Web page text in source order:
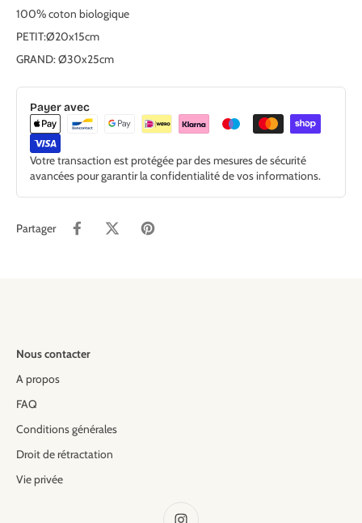
100% coton biologique
PETIT:Ø20x15cm
GRAND: Ø30x25cm
Payer avec
Votre transaction est protégée par des mesures de sécurité
avancées pour garantir la confidentialité de vos informations.
Partager
Nous contacter
A propos
FAQ
Conditions générales
Droit de rétractation
Vie privée